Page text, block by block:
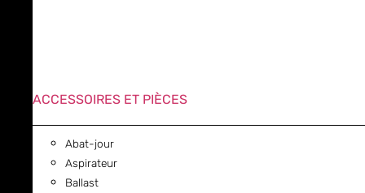
ACCESSOIRES ET PIÈCES
Abat-jour
Aspirateur
Ballast